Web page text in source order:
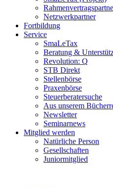
Netzwerkpartner
Fortbildung
Service
SmaLeTax
Beratung &
Revolution: Q
STB Direkt
Stellenbörse
Praxenbörse
Steuerberatersuche
Aus unserem
Newsletter
Seminarnews
Mitglied werden
Natürliche Person
Gesellschaften
Juniormitglied